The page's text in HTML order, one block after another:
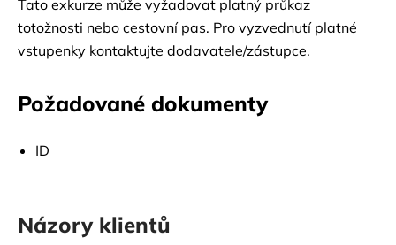
Tato exkurze může vyžadovat platný průkaz
totožnosti nebo cestovní pas. Pro vyzvednutí platné
vstupenky kontaktujte dodavatele/zástupce.
Požadované dokumenty
ID
Názory klientů